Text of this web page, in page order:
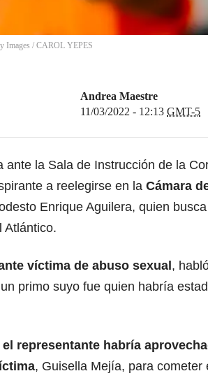
Images / CAROL YEPES
Andrea Maestre
11/03/2022 - 12:13 GMT-5
ante la Sala de Instrucción de la
a reelegirse en la Cámara
Enrique Aguilera, quien
Atlántico.
víctima de abuso sexual ,
primo suyo fue quien habría
el representante habría
, Guisella Mejía, para cometer